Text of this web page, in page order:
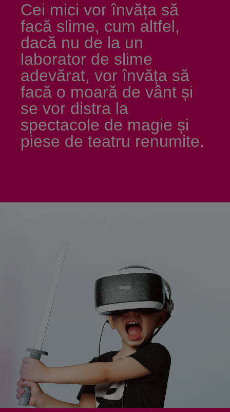
Cei mici vor învăța să
facă slime, cum altfel,
dacă nu de la un
laborator de slime
adevărat, vor învăța să
facă o moară de vânt și
se vor distra la
spectacole de magie și
piese de teatru renumite.